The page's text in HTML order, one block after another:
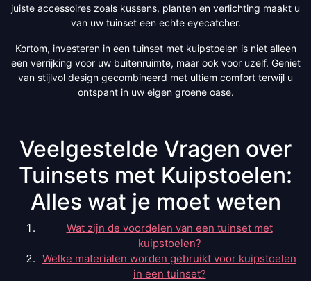
juiste accessoires zoals kussens, planten en verlichting maakt u
van uw tuinset een echte eyecatcher.
Kortom, investeren in een tuinset met kuipstoelen is niet alleen
een verrijking voor uw buitenruimte, maar ook voor uzelf. Geniet
van stijlvol design gecombineerd met ultiem comfort terwijl u
ontspant in uw eigen groene oase.
Veelgestelde Vragen over
Tuinsets met Kuipstoelen:
Alles wat je moet weten
Wat zijn de voordelen van een tuinset met
kuipstoelen?
Welke materialen worden gebruikt voor kuipstoelen
in een tuinset?